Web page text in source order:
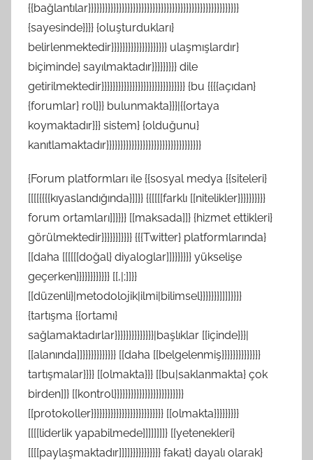
{{bağlantılar}}}}}}}}}}}}}}}}}}}}}}}}}}}}}}}}}}}}}}}}}}}}}}}}}}}}}}
{sayesinde}}}} {oluşturdukları}
belirlenmektedir}}}}}}}}}}}}}}}}}}}} ulaşmışlardır}
biçiminde} sayılmaktadır}}}}}}}}} dile
getirilmektedir}}}}}}}}}}}}}}}}}}}}}}}}}}}}}} {bu {{{{açıdan}
{forumlar} rol}}} bulunmakta}}}|{{ortaya
koymaktadır}}} sistem} {olduğunu}
kanıtlamaktadır}}}}}}}}}}}}}}}}}}}}}}}}}}}}}}}}}}
{Forum platformları ile {{sosyal medya {{siteleri}
[[[[{{{{kıyaslandığında}]]}} {{[[[[farklı [[nitelikler}}}}}}}}}}
forum ortamları]]}}}} [[maksada]]} {hizmet ettikleri}
görülmektedir}}}}}}]}}}} {{{Twitter} platformlarında}
[[daha [[[[[[doğal} diyaloglar]]}}}}}}} yükselişe
geçerken}}}}}}}}}}}} [[,|;]]}}
[[düzenli}|metodolojik|ilmi|bilimsel}}}}}}}]]]]}}}}
{tartışma {{ortamı}
sağlamaktadırlar}}}}}}}}}}}}}}|başlıklar [[içinde}}}|
[[alanında]]}}}}}}}}}}}} [[daha [[belgelenmiş}}}}}}}}}}}}}}
tartışmalar}}}} [[olmakta}}} [[bu|saklanmakta} çok
birden]]} [[kontrol}}}}}}}}}}}}}}}}}}}}}}}}}
[[protokoller}}}}}}}}}}}}}}}}}}}}}}}}}} [[olmakta}}}}}}}}}
[[[[liderlik yapabilmede]]]]]]]]} [[yetenekleri}
[[[[paylaşmaktadır]]]]}}}}}}}}}}} fakat} dayalı olarak}